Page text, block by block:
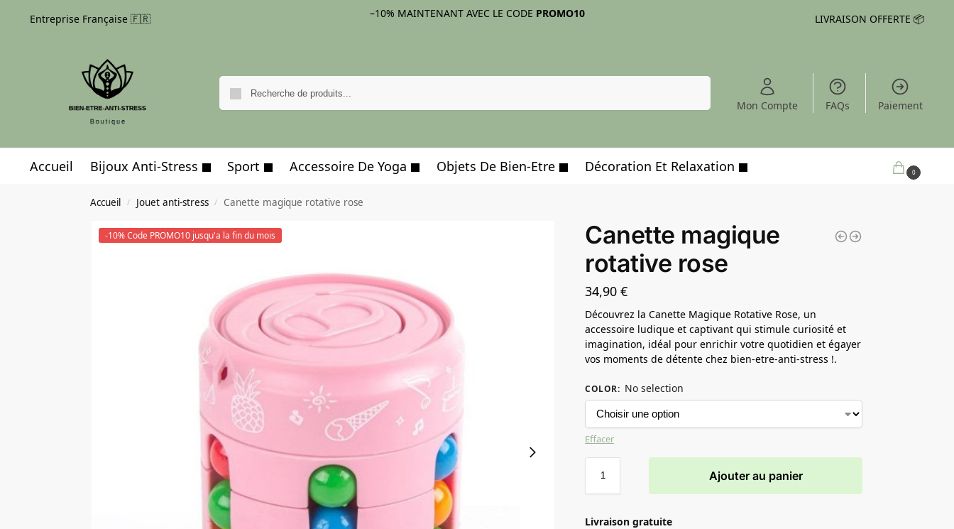
Entreprise Française 🇫🇷 –10% MAINTENANT AVEC LE CODE PROMO10 LIVRAISON OFFERTE 📦
Mon Compte FAQs Paiement
Accueil Bijoux Anti-Stress Sport Accessoire De Yoga Objets De Bien-Etre Décoration Et Relaxation 0
Accueil / Jouet anti-stress / Canette magique rotative rose
-10% Code PROMO10 jusqu'a la fin du mois
Canette magique
rotative rose
34,90€
Découvrez la Canette Magique Rotative Rose, un
accessoire ludique et captivant qui stimule curiosité et
imagination, idéal pour enrichir votre quotidien et égayer
vos moments de détente chez bien-etre-anti-stress !.
COLOR: No selection
Effacer
Ajouter au panier
Livraison gratuite